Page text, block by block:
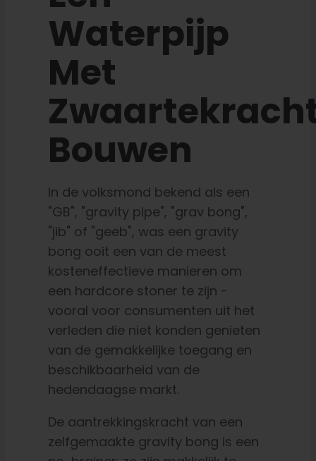
Leer
Druk op
Over
Behoud van Caribische genetica
Neem contact op met
Winkel op
Nederlands
Zoeken:
Waterpijp
Met
Bouwen
In de volksmond bekend als een
"GB", "gravity pipe", "grav bong",
"jib" of "geeb", was een gravity
bong ooit een van de meest
kosteneffectieve manieren om
een hardcore stoner te zijn -
vooral voor consumenten uit het
verleden die niet konden genieten
van de gemakkelijke toegang en
beschikbaarheid van de
hedendaagse markt.
De aantrekkingskracht van een
zelfgemaakte gravity bong is een